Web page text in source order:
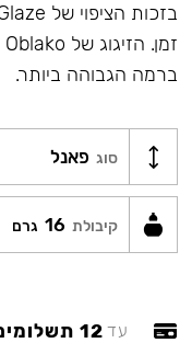
ברמה הגבוהה ביותר.
סוג פאנל
קיבולת 16 גרם
עד 12 תשלומים